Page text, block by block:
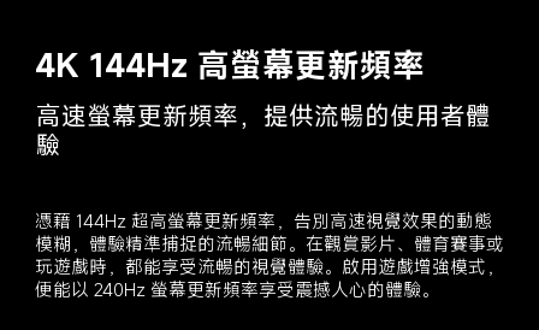
4K 144Hz 高螢幕更新頻率
高速螢幕更新頻率，提供流暢的使用者體
驗
憑藉 144Hz 超高螢幕更新頻率，告別高速視覺效果的動態
模糊，體驗精準捕捉的流暢細節。在觀賞影片、體育賽事或
玩遊戲時，都能享受流暢的視覺體驗。啟用遊戲增強模式，
便能以 240Hz 螢幕更新頻率享受震撼人心的體驗。